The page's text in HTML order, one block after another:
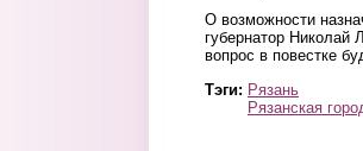
О возможности
губернатор Николай
вопрос в повестке
Тэги: Рязань
Рязанская